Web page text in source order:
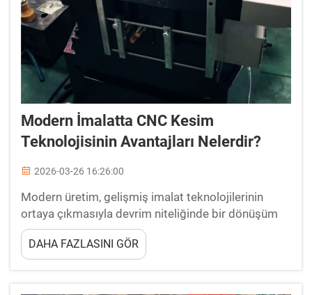
Modern İmalatta CNC Kesim
Teknolojisinin Avantajları Nelerdir?
2026-03-26 16:26:00
Modern üretim, gelişmiş imalat teknolojilerinin
ortaya çıkmasıyla devrim niteliğinde bir dönüşüm
geçirmiştir. Bu yenilikler arasında CNC kesme,
hassasiyet, verimlilik ve güvenilirlik sağlama
konusunda temel bir teknoloji olarak öne çıkmıştır...
DAHA FAZLASINI GÖR